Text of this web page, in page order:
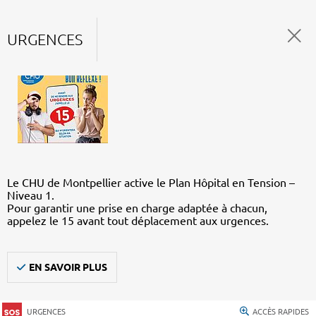
URGENCES
Le CHU de Montpellier active le Plan Hôpital en Tension –
Niveau 1.
Pour garantir une prise en charge adaptée à chacun,
appelez le 15 avant tout déplacement aux urgences.
EN SAVOIR PLUS
URGENCES ACCÈS RAPIDES